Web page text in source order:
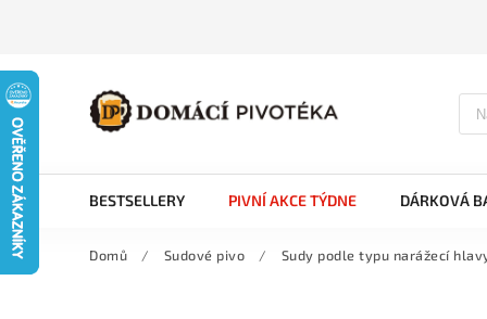
BESTSELLERY PIVNÍ AKCE TÝDNE DÁRKOVÁ
Domů / Sudové pivo / Sudy podle typu narážecí